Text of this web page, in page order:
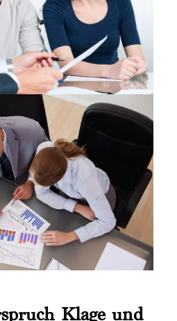
Klage und